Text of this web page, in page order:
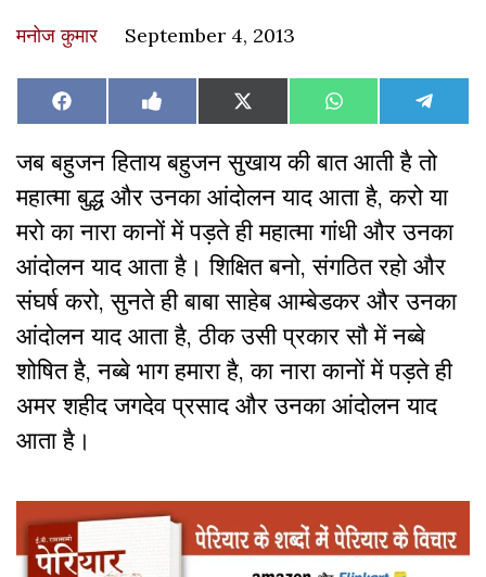
मनोज कुमार September 4, 2013
Share
on
Facebook Share
on
Like
on
Share
on
X
(Twitter)
Share
on
WhatsAppShare
on
जब बहुजन हिताय बहुजन सुखाय की बात आती है तो
महात्मा बुद्ध और उनका आंदोलन याद आता है, करो या
मरो का नारा कानों में पड़ते ही महात्मा गांधी और उनका
आंदोलन याद आता है। शिक्षित बनो, संगठित रहो और
संघर्ष करो, सुनते ही बाबा साहेब आम्बेडकर और उनका
आंदोलन याद आता है, ठीक उसी प्रकार सौ में नब्बे
शोषित है, नब्बे भाग हमारा है, का नारा कानों में पड़ते ही
अमर शहीद जगदेव प्रसाद और उनका आंदोलन याद
आता है।